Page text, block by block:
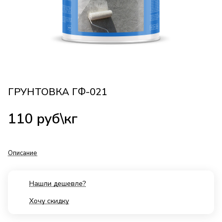
ГРУНТОВКА ГФ-021
110 руб\кг
Описание
Нашли дешевле?
Хочу скидку